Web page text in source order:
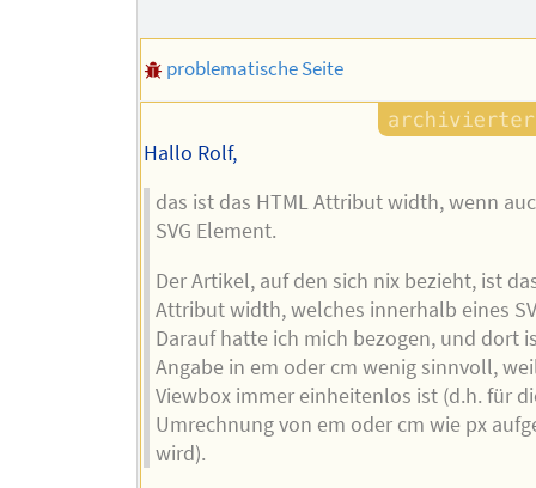
problematische Seite
Hallo Rolf,
das ist das HTML Attribut width, wenn
SVG Element.
Der Artikel, auf den sich nix bezieht, ist
Attribut width, welches innerhalb eines
Darauf hatte ich mich bezogen, und dort
Angabe in em oder cm wenig sinnvoll,
Viewbox immer einheitenlos ist (d.h. für
Umrechnung von em oder cm wie px
wird).